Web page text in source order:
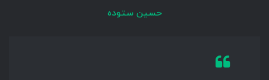
حسین ستوده